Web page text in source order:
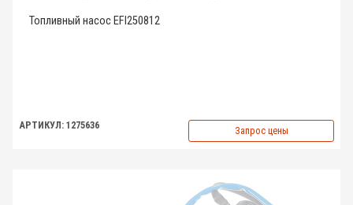
Топливный насос EFI250812
АРТИКУЛ: 1275636 Запрос цены